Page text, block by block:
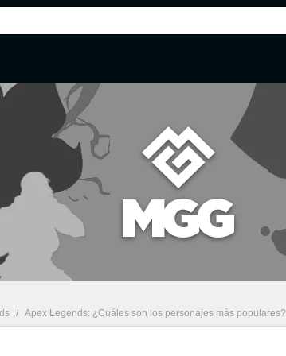
/ Apex Legends: ¿Cuáles son los personajes más populares? La respuesta son dos leyendas muy odiadas